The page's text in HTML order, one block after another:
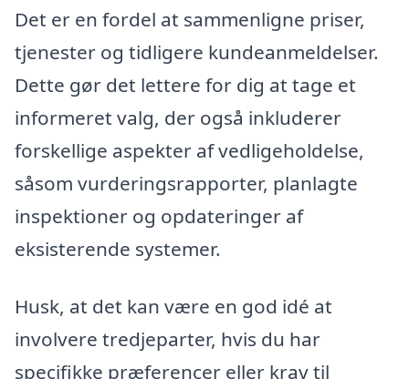
Det er en fordel at sammenligne priser,
tjenester og tidligere kundeanmeldelser.
Dette gør det lettere for dig at tage et
informeret valg, der også inkluderer
forskellige aspekter af vedligeholdelse,
såsom vurderingsrapporter, planlagte
inspektioner og opdateringer af
eksisterende systemer.
Husk, at det kan være en god idé at
involvere tredjeparter, hvis du har
specifikke præferencer eller krav til